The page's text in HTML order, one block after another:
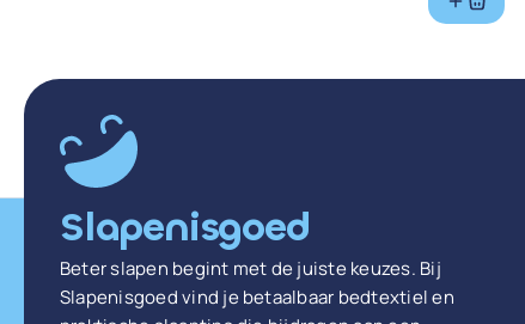
Slapenisgoed
Beter slapen begint met de juiste keuzes. Bij
Slapenisgoed vind je betaalbaar bedtextiel en